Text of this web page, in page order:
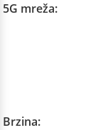
5G mreža:
Brzina: